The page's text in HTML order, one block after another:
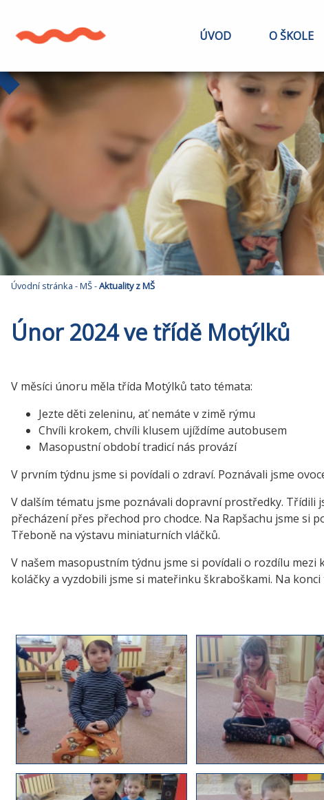
ÚVOD O ŠKOLE
Úvodní stránka -MŠ-Aktuality z MŠ
Únor 2024 ve třídě Motýlků
V měsíci únoru měla třída Motýlků tato témata:
Jezte děti zeleninu, ať nemáte v zimě rýmu
Chvíli krokem, chvíli klusem ujíždíme autobusem
Masopustní období tradicí nás provází
V prvním týdnu jsme si povídali o zdraví. Poznávali jsme
V dalším tématu jsme poznávali dopravní prostředky. Třídili
přecházení přes přechod pro chodce. Na Rapšachu jsme si
Třeboně na výstavu miniaturních vláčků.
V našem masopustním týdnu jsme si povídali o rozdílu
koláčky a vyzdobili jsme si mateřinku škraboškami. Na